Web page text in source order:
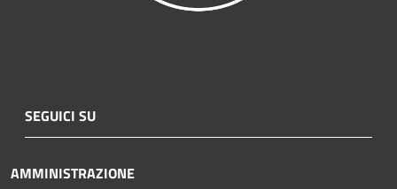
SEGUICI SU
AMMINISTRAZIONE